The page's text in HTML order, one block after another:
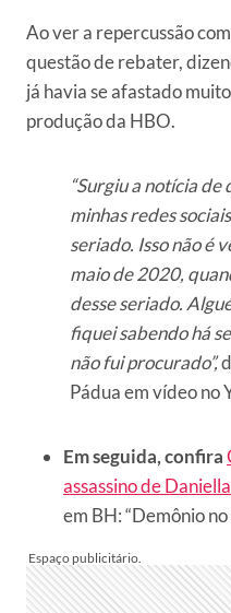
Ao ver a repercussão
questão de rebater,
já havia se afastado
produção da HBO.
“Surgiu a notícia
minhas redes
seriado. Isso não é
maio de 2020,
desse seriado.
fiquei sabendo há
não fui procurado”,
Pádua em vídeo no
Em seguida, confira
assassino de
em BH: “Demônio